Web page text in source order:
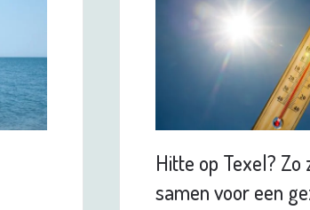
Hitte op Texel? Zo
samen voor een